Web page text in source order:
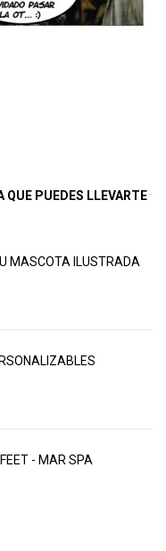
PUEDES LLEVARTE
MASCOTA ILUSTRADA
- MAR SPA